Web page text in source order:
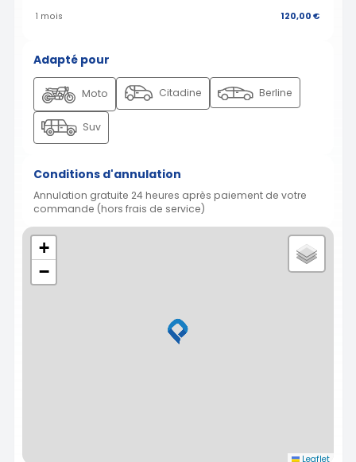
1 mois 120,00 €
Adapté pour
Moto Citadine Berline
Suv
Conditions d'annulation
Annulation gratuite 24 heures après paiement de votre
commande (hors frais de service)
+
−
Leaflet